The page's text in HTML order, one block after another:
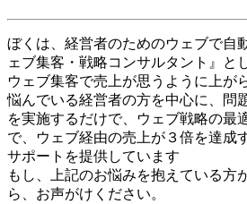
ぼくは、経営者のためのウェブで自
ェブ集客・戦略コンサルタント』と
ウェブ集客で売上が思うように上が
悩んでいる経営者の方を中心に、問
を実施するだけで、ウェブ戦略の最
で、ウェブ経由の売上が３倍を達成
サポートを提供しています
もし、上記のお悩みを抱えている方
ら、お声がけください。